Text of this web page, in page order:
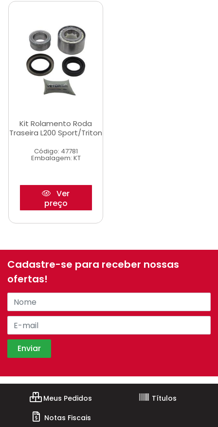
Kit Rolamento Roda
Traseira L200 Sport/Triton
Código: 47781
Embalagem: KT
Ver
preço
Cadastre-se para receber nossas
ofertas!
Meus Pedidos
Títulos
Notas Fiscais